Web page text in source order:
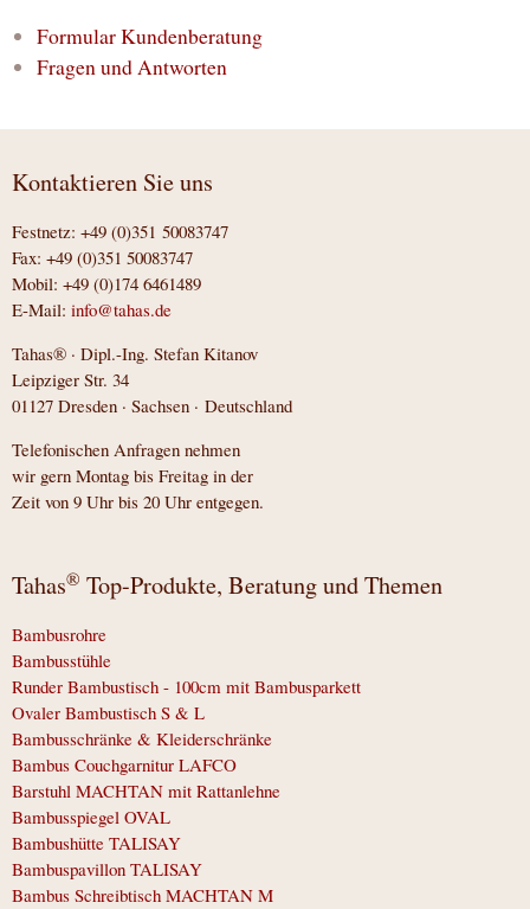
Formular Kundenberatung
Fragen und Antworten
Kontaktieren Sie uns
Festnetz: +49 (0)351 50083747
Fax: +49 (0)351 50083747
Mobil: +49 (0)174 6461489
E-Mail: info@tahas.de
Tahas® · Dipl.-Ing. Stefan Kitanov
Leipziger Str. 34
01127 Dresden · Sachsen · Deutschland
Telefonischen Anfragen nehmen
wir gern Montag bis Freitag in der
Zeit von 9 Uhr bis 20 Uhr entgegen.
Tahas® Top-Produkte, Beratung und Themen
Bambusrohre
Bambusstühle
Runder Bambustisch - 100cm mit Bambusparkett
Ovaler Bambustisch S & L
Bambusschränke & Kleiderschränke
Bambus Couchgarnitur LAFCO
Barstuhl MACHTAN mit Rattanlehne
Bambusspiegel OVAL
Bambushütte TALISAY
Bambuspavillon TALISAY
Bambus Schreibtisch MACHTAN M